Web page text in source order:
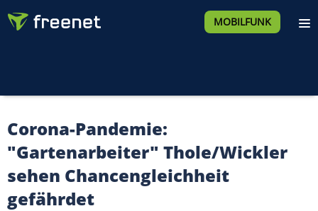
MOBILFUNK
Corona-Pandemie:
"Gartenarbeiter" Thole/Wickler
sehen Chancengleichheit
gefährdet